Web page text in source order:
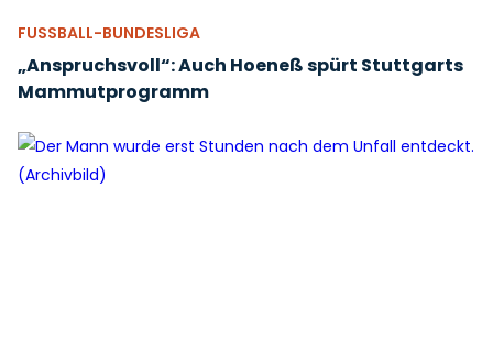
FUSSBALL-BUNDESLIGA
„Anspruchsvoll“: Auch Hoeneß spürt Stuttgarts
Mammutprogramm